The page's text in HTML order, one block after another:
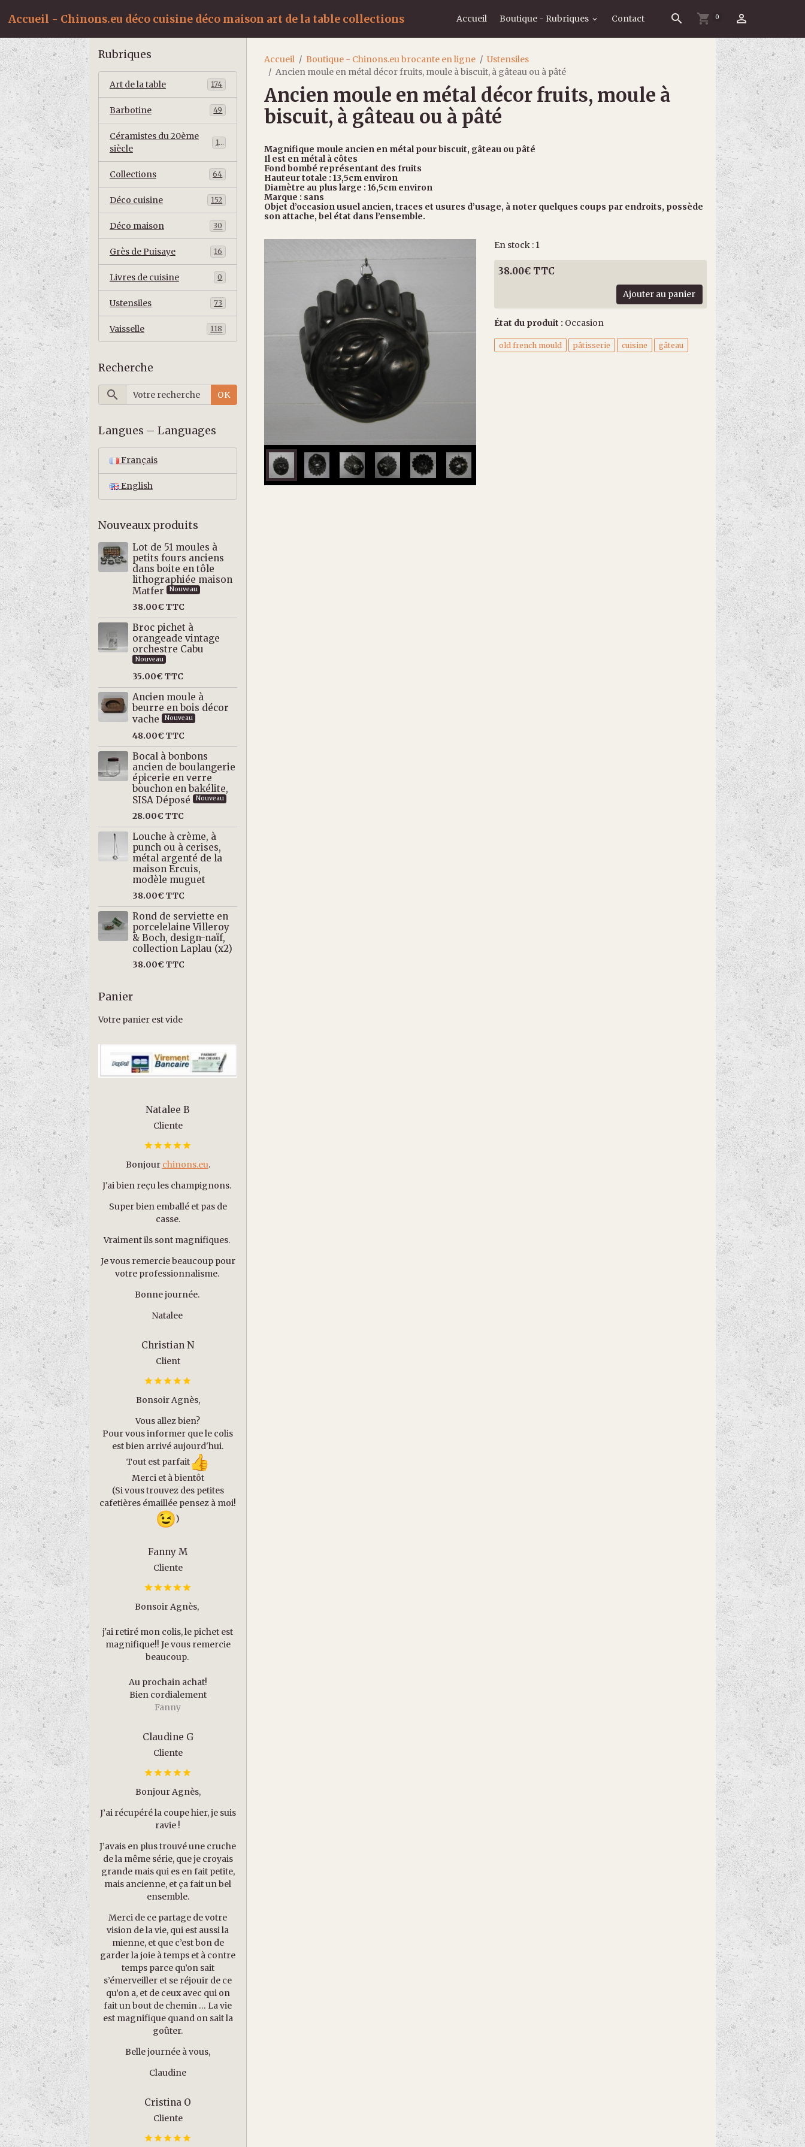
Accueil - Chinons.eu déco cuisine déco maison art de la table collections Accueil Boutique - Rubriques Contact 0
Accueil Boutique - Chinons.eu brocante en ligne
Ustensiles
Ancien moule en métal décor fruits, moule à biscuit, à gâteau ou à pâté
Ancien moule en métal décor fruits, moule à
biscuit, à gâteau ou à pâté
Magnifique moule ancien en métal pour biscuit, gâteau ou pâté
Il est en métal à côtes
Fond bombé représentant des fruits
Hauteur totale : 13,5cm environ
Diamètre au plus large : 16,5cm environ
Marque : sans
Objet d’occasion usuel ancien, traces et usures d’usage, à noter quelques coups par endroits, possède
son attache, bel état dans l’ensemble.
En stock : 1
38.00€ TTC
Ajouter au panier
État du produit : Occasion
old french mould pâtisserie cuisine gâteau
Rubriques
Art de la table 174
Barbotine 49
Céramistes du 20ème
siècle
10
Collections 64
Déco cuisine 152
Déco maison 30
Grès de Puisaye 16
Livres de cuisine 0
Ustensiles 73
Vaisselle 118
Recherche
OK
Langues – Languages
Français
English
Nouveaux produits
Lot de 51 moules à
petits fours anciens
dans boite en tôle
lithographiée maison
Matfer Nouveau
38.00€TTC
Broc pichet à
orangeade vintage
orchestre Cabu
Nouveau
35.00€TTC
Ancien moule à
beurre en bois décor
vache Nouveau
48.00€TTC
Bocal à bonbons
ancien de boulangerie
épicerie en verre
bouchon en bakélite,
SISA Déposé Nouveau
28.00€TTC
Louche à crème, à
punch ou à cerises,
métal argenté de la
maison Ercuis,
modèle muguet
38.00€TTC
Rond de serviette en
porcelelaine Villeroy
& Boch, design-naïf,
collection Laplau (x2)
38.00€TTC
Panier
Votre panier est vide
Natalee B
Cliente
Bonjour chinons.eu.
J'ai bien reçu les champignons.
Super bien emballé et pas de
casse.
Vraiment ils sont magnifiques.
Je vous remercie beaucoup pour
votre professionnalisme.
Bonne journée.
Natalee
Christian N
Client
Bonsoir Agnès,
Vous allez bien?
Pour vous informer que le colis
est bien arrivé aujourd'hui.
Tout est parfait
Merci et à bientôt
(Si vous trouvez des petites
cafetières émaillée pensez à moi!
)
Fanny M
Cliente
Bonsoir Agnès,
j'ai retiré mon colis, le pichet est
magnifique!! Je vous remercie
beaucoup.
Au prochain achat!
Bien cordialement
Fanny
Claudine G
Cliente
Bonjour Agnès,
J’ai récupéré la coupe hier, je suis
ravie !
J’avais en plus trouvé une cruche
de la même série, que je croyais
grande mais qui es en fait petite,
mais ancienne, et ça fait un bel
ensemble.
Merci de ce partage de votre
vision de la vie, qui est aussi la
mienne, et que c’est bon de
garder la joie à temps et à contre
temps parce qu’on sait
s’émerveiller et se réjouir de ce
qu’on a, et de ceux avec qui on
fait un bout de chemin … La vie
est magnifique quand on sait la
goûter.
Belle journée à vous,
Claudine
Cristina O
Cliente